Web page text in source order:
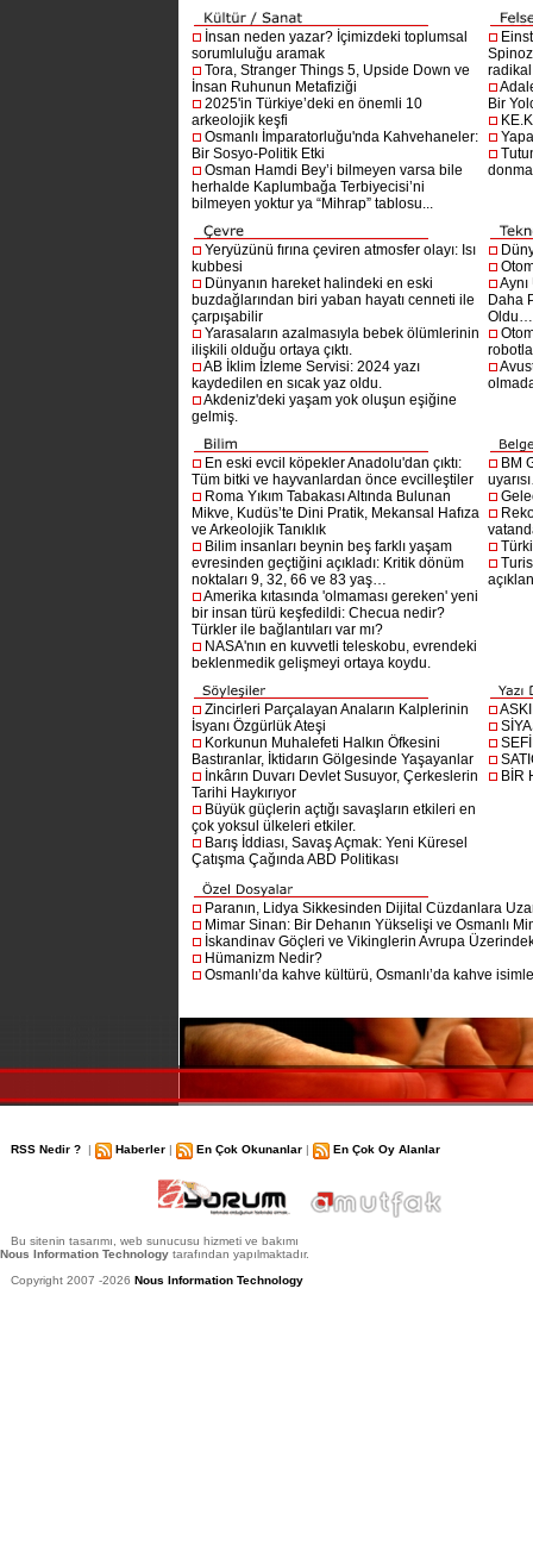
İnsan neden yazar? İçimizdeki toplumsal
sorumluluğu aramak
Tora, Stranger Things 5, Upside Down ve
İnsan Ruhunun Metafiziği
2025'in Türkiye’deki en önemli 10
arkeolojik keşfi
Osmanlı İmparatorluğu'nda Kahvehaneler:
Bir Sosyo-Politik Etki
Osman Hamdi Bey’i bilmeyen varsa bile
herhalde Kaplumbağa Terbiyecisi’ni
bilmeyen yoktur ya “Mihrap” tablosu...
Bir
Yeryüzünü fırına çeviren atmosfer olayı: Isı
kubbesi
Dünyanın hareket halindeki en eski
buzdağlarından biri yaban hayatı cenneti ile
çarpışabilir
Yarasaların azalmasıyla bebek ölümlerinin
ilişkili olduğu ortaya çıktı.
AB İklim İzleme Servisi: 2024 yazı
kaydedilen en sıcak yaz oldu.
Akdeniz'deki yaşam yok oluşun eşiğine
gelmiş.
Daha
Oldu…
En eski evcil köpekler Anadolu'dan çıktı:
Tüm bitki ve hayvanlardan önce evcilleştiler
Roma Yıkım Tabakası Altında Bulunan
Mikve, Kudüs’te Dini Pratik, Mekansal Hafıza
ve Arkeolojik Tanıklık
Bilim insanları beynin beş farklı yaşam
evresinden geçtiğini açıkladı: Kritik dönüm
noktaları 9, 32, 66 ve 83 yaş…
Amerika kıtasında 'olmaması gereken' yeni
bir insan türü keşfedildi: Checua nedir?
Türkler ile bağlantıları var mı?
NASA'nın en kuvvetli teleskobu, evrendeki
beklenmedik gelişmeyi ortaya koydu.
BM
Zincirleri Parçalayan Anaların Kalplerinin
İsyanı Özgürlük Ateşi
Korkunun Muhalefeti Halkın Öfkesini
Bastıranlar, İktidarın Gölgesinde Yaşayanlar
İnkârın Duvarı Devlet Susuyor, Çerkeslerin
Tarihi Haykırıyor
Büyük güçlerin açtığı savaşların etkileri en
çok yoksul ülkeleri etkiler.
Barış İddiası, Savaş Açmak: Yeni Küresel
Çatışma Çağında ABD Politikası
BİR
Paranın, Lidya Sikkesinden Dijital Cüzdanlara
Mimar Sinan: Bir Dehanın Yükselişi ve Osmanlı
İskandinav Göçleri ve Vikinglerin Avrupa
Hümanizm Nedir?
Osmanlı’da kahve kültürü, Osmanlı’da kahve
RSS Nedir ? | Haberler | En Çok Okunanlar | En Çok Oy Alanlar
Bu sitenin tasarımı, web sunucusu hizmeti ve bakımı
Nous Information Technology tarafından yapılmaktadır.
Copyright 2007 -2026 Nous Information Technology